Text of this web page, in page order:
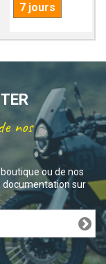
7 jours
nos
ou de nos
documentation sur